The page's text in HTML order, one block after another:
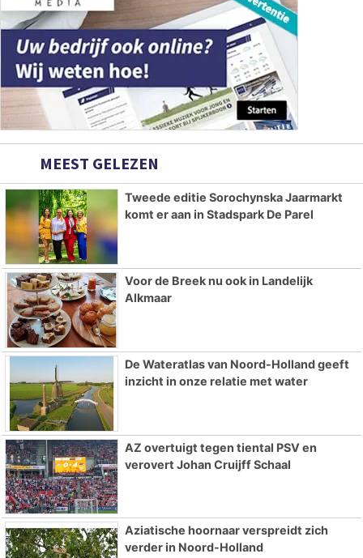
MEEST GELEZEN
Tweede editie Sorochynska Jaarmarkt
komt er aan in Stadspark De Parel
Voor de Breek nu ook in Landelijk
Alkmaar
De Wateratlas van Noord-Holland geeft
inzicht in onze relatie met water
AZ overtuigt tegen tiental PSV en
verovert Johan Cruijff Schaal
Aziatische hoornaar verspreidt zich
verder in Noord-Holland